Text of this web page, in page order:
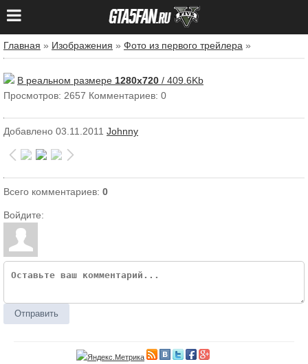
Главная » Изображения » Фото из первого трейлера »
В реальном размере 1280x720 / 409.6Kb
Просмотров: 2657 Комментариев: 0
Добавлено 03.11.2011 Johnny
Всего комментариев: 0
Войдите:
Отправить